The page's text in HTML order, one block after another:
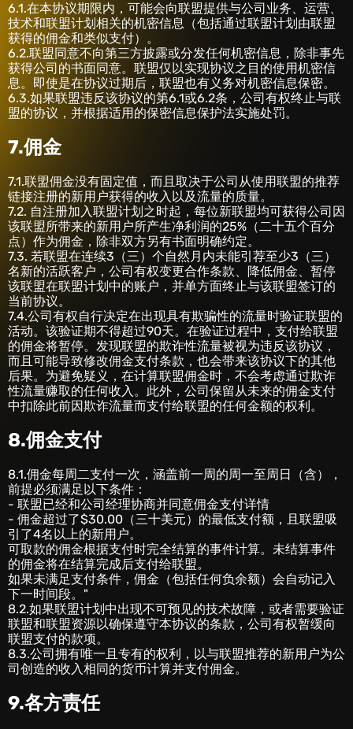
6.1.在本协议期限内，可能会向联盟提供与公司业务、运营、
技术和联盟计划相关的机密信息（包括通过联盟计划由联盟
获得的佣金和类似支付）。
6.2.联盟同意不向第三方披露或分发任何机密信息，除非事先
获得公司的书面同意。联盟仅以实现协议之目的使用机密信
息。即使是在协议过期后，联盟也有义务对机密信息保密。
6.3.如果联盟违反该协议的第6.1或6.2条，公司有权终止与联
盟的协议，并根据适用的保密信息保护法实施处罚。
7.佣金
7.1.联盟佣金没有固定值，而且取决于公司从使用联盟的推荐
链接注册的新用户获得的收入以及流量的质量。
7.2. 自注册加入联盟计划之时起，每位新联盟均可获得公司因
该联盟所带来的新用户所产生净利润的25%（二十五个百分
点）作为佣金，除非双方另有书面明确约定。
7.3. 若联盟在连续3（三）个自然月内未能引荐至少3（三）
名新的活跃客户，公司有权变更合作条款、降低佣金、暂停
该联盟在联盟计划中的账户，并单方面终止与该联盟签订的
当前协议。
7.4.公司有权自行决定在出现具有欺骗性的流量时验证联盟的
活动。该验证期不得超过90天。在验证过程中，支付给联盟
的佣金将暂停。发现联盟的欺诈性流量被视为违反该协议，
而且可能导致修改佣金支付条款，也会带来该协议下的其他
后果。为避免疑义，在计算联盟佣金时，不会考虑通过欺诈
性流量赚取的任何收入。此外，公司保留从未来的佣金支付
中扣除此前因欺诈流量而支付给联盟的任何金额的权利。
8.佣金支付
8.1.佣金每周二支付一次，涵盖前一周的周一至周日（含），
前提必须满足以下条件：
- 联盟已经和公司经理协商并同意佣金支付详情
- 佣金超过了$30.00（三十美元）的最低支付额，且联盟吸
引了4名以上的新用户。
可取款的佣金根据支付时完全结算的事件计算。未结算事件
的佣金将在结算完成后支付给联盟。
如果未满足支付条件，佣金（包括任何负余额）会自动记入
下一时间段。"
8.2.如果联盟计划中出现不可预见的技术故障，或者需要验证
联盟和联盟资源以确保遵守本协议的条款，公司有权暂缓向
联盟支付的款项。
8.3.公司拥有唯一且专有的权利，以与联盟推荐的新用户为公
司创造的收入相同的货币计算并支付佣金。
9.各方责任